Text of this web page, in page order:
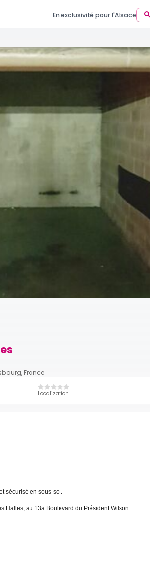
En exclusivité pour l'Alsace
France
Localization
sécurisé en sous-sol.
Halles, au 13a Boulevard du Président Wilson.